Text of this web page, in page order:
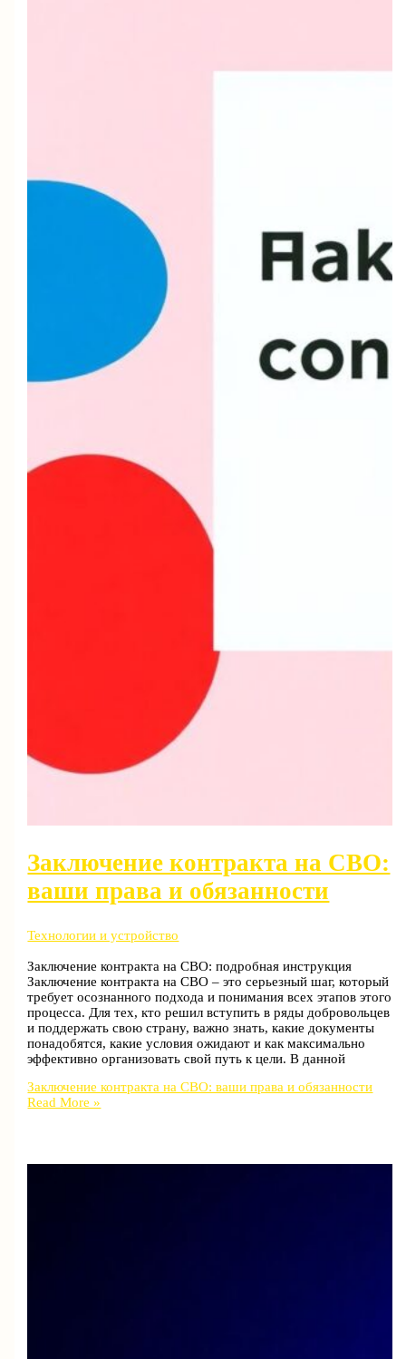
Заключение контракта на СВО:
ваши права и обязанности
Технологии и устройство
Заключение контракта на СВО: подробная инструкция
Заключение контракта на СВО – это серьезный шаг, который
требует осознанного подхода и понимания всех этапов этого
процесса. Для тех, кто решил вступить в ряды добровольцев
и поддержать свою страну, важно знать, какие документы
понадобятся, какие условия ожидают и как максимально
эффективно организовать свой путь к цели. В данной
Заключение контракта на СВО: ваши права и обязанности
Read More »